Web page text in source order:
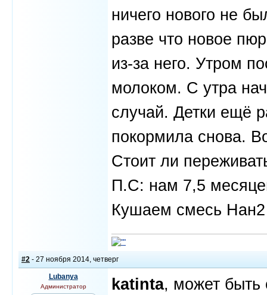
ничего нового не
разве что новое
из-за него. Утром
молоком. С утра
случай. Детки ещё
покормила снова.
Стоит ли
П.С: нам 7,5
Кушаем смесь
#2 - 27 ноября 2014, четверг
Lubanya
Администратор katinta, может быть